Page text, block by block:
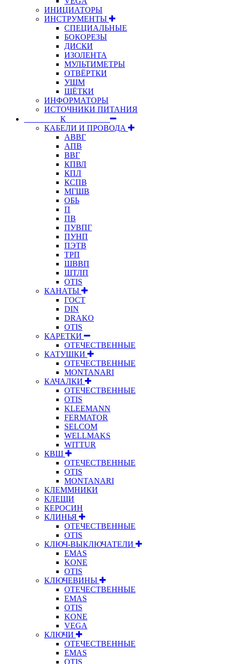
ИНИЦИАТОРЫ
ИНСТРУМЕНТЫ
СПЕЦИАЛЬНЫЕ
БОКОРЕЗЫ
ДИСКИ
ИЗОЛЕНТА
МУЛЬТИМЕТРЫ
ОТВЁРТКИ
УШМ
ЩЁТКИ
ИНФОРМАТОРЫ
ИСТОЧНИКИ ПИТАНИЯ
⠀⠀⠀⠀⠀⠀К⠀⠀⠀⠀⠀⠀⠀
КАБЕЛИ И ПРОВОДА
АВВГ
АПВ
ВВГ
КПВЛ
КПЛ
КСПВ
МГШВ
ОБЬ
П
ПВ
ПУВПГ
ПУНП
ПЭТВ
ТРП
ШВВП
ШТЛП
OTIS
КАНАТЫ
ГОСТ
DIN
DRAKO
OTIS
КАРЕТКИ
ОТЕЧЕСТВЕННЫЕ
КАТУШКИ
ОТЕЧЕСТВЕННЫЕ
MONTANARI
КАЧАЛКИ
ОТЕЧЕСТВЕННЫЕ
OTIS
KLEEMANN
FERMATOR
SELCOM
WELLMAKS
WITTUR
КВШ
ОТЕЧЕСТВЕННЫЕ
OTIS
MONTANARI
КЛЕММНИКИ
КЛЕЩИ
КЕРОСИН
КЛИНЬЯ
ОТЕЧЕСТВЕННЫЕ
OTIS
КЛЮЧ-ВЫКЛЮЧАТЕЛИ
EMAS
KONE
OTIS
КЛЮЧЕВИНЫ
ОТЕЧЕСТВЕННЫЕ
EMAS
OTIS
KONE
VEGA
КЛЮЧИ
ОТЕЧЕСТВЕННЫЕ
EMAS
OTIS